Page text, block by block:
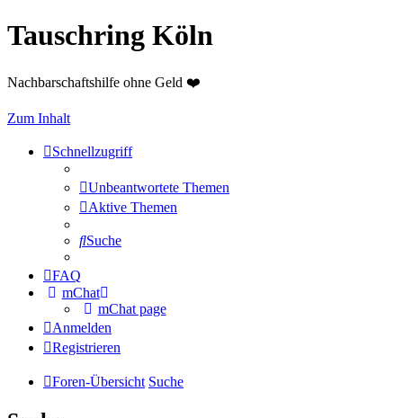
Tauschring Köln
Nachbarschaftshilfe ohne Geld ❤️
Zum Inhalt
Schnellzugriff
Unbeantwortete Themen
Aktive Themen
Suche
FAQ
mChat
mChat page
Anmelden
Registrieren
Foren-Übersicht Suche